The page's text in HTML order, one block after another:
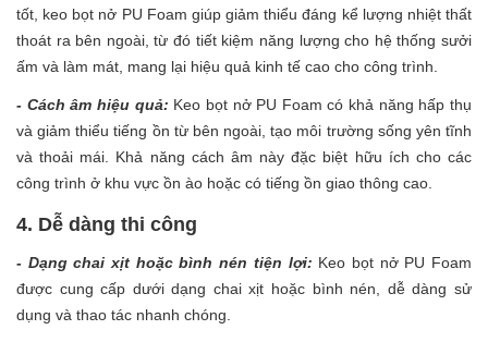
tốt, keo bọt nở PU Foam giúp giảm thiểu đáng kể lượng nhiệt thất
thoát ra bên ngoài, từ đó tiết kiệm năng lượng cho hệ thống sưởi
ấm và làm mát, mang lại hiệu quả kinh tế cao cho công trình.
- Cách âm hiệu quả: Keo bọt nở PU Foam có khả năng hấp thụ
và giảm thiểu tiếng ồn từ bên ngoài, tạo môi trường sống yên tĩnh
và thoải mái. Khả năng cách âm này đặc biệt hữu ích cho các
công trình ở khu vực ồn ào hoặc có tiếng ồn giao thông cao.
4. Dễ dàng thi công
- Dạng chai xịt hoặc bình nén tiện lợi: Keo bọt nở PU Foam
được cung cấp dưới dạng chai xịt hoặc bình nén, dễ dàng sử
dụng và thao tác nhanh chóng.